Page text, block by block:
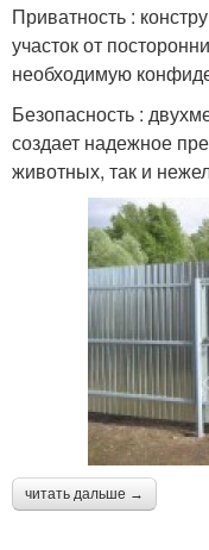
Приватность :
участок от
необходимую
Безопасность :
создает надежное
животных, так и
читать дальше →